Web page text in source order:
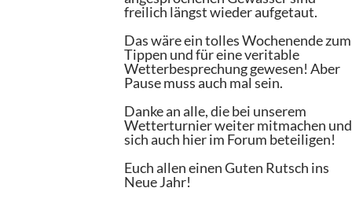
freilich längst wieder aufgetaut.
Das wäre ein tolles Wochenende zum
Tippen und für eine veritable
Wetterbesprechung gewesen! Aber
Pause muss auch mal sein.
Danke an alle, die bei unserem
Wetterturnier weiter mitmachen und
sich auch hier im Forum beteiligen!
Euch allen einen Guten Rutsch ins
Neue Jahr!